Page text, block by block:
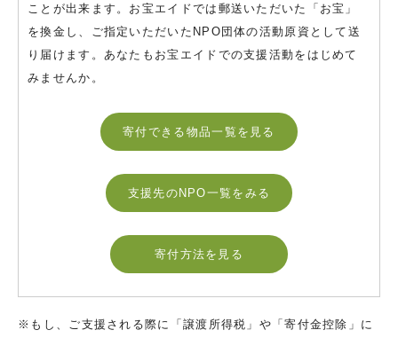
ことが出来ます。お宝エイドでは郵送いただいた「お宝」
を換金し、ご指定いただいたNPO団体の活動原資として送
り届けます。あなたもお宝エイドでの支援活動をはじめて
みませんか。
寄付できる物品一覧を見る
支援先のNPO一覧をみる
寄付方法を見る
※もし、ご支援される際に「譲渡所得税」や「寄付金控除」に